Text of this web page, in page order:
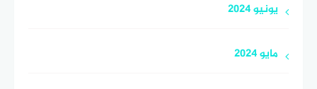
يونيو 2024
مايو 2024